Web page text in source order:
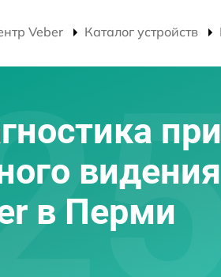
Veber Каталог устройств
видения
в Перми